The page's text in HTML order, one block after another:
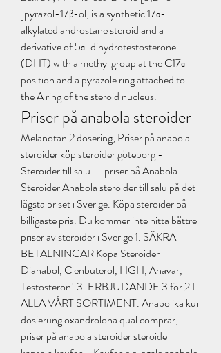
]pyrazol-17β-ol, is a synthetic 17α-
alkylated androstane steroid and a
derivative of 5α-dihydrotestosterone
(DHT) with a methyl group at the C17α
position and a pyrazole ring attached to
the A ring of the steroid nucleus.
Priser på anabola steroider
Melanotan 2 dosering, Priser på anabola
steroider köp steroider göteborg -
Steroider till salu. – priser på Anabola
Steroider Anabola steroider till salu på det
lägsta priset i Sverige. Köpa steroider på
billigaste pris. Du kommer inte hitta bättre
priser av steroider i Sverige 1. SÄKRA
BETALNINGAR Köpa Steroider
Dianabol, Clenbuterol, HGH, Anavar,
Testosteron! 3. ERBJUDANDE 3 för 2 I
ALLA VÅRT SORTIMENT. Anabolika kur
dosierung oxandrolona qual comprar,
priser på anabola steroider steroide